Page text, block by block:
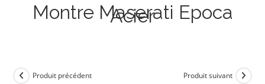
Montre Maserati Epoca
Acier
Produit précédent Produit suivant